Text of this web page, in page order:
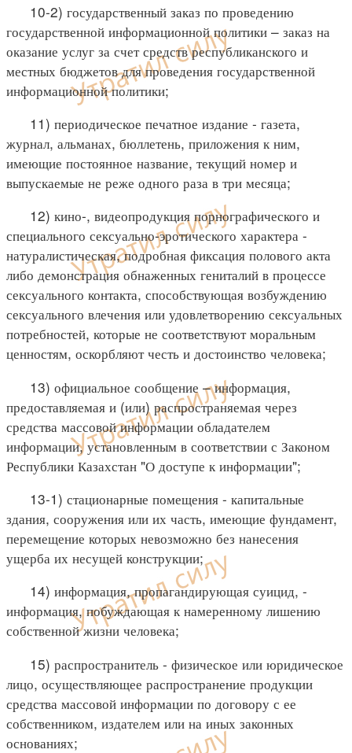
10-2) государственный заказ по проведению
государственной информационной политики – заказ на
оказание услуг за счет средств республиканского и
местных бюджетов для проведения государственной
информационной политики;
11) периодическое печатное издание - газета,
журнал, альманах, бюллетень, приложения к ним,
имеющие постоянное название, текущий номер и
выпускаемые не реже одного раза в три месяца;
12) кино-, видеопродукция порнографического и
специального сексуально-эротического характера -
натуралистическая, подробная фиксация полового акта
либо демонстрация обнаженных гениталий в процессе
сексуального контакта, способствующая возбуждению
сексуального влечения или удовлетворению сексуальных
потребностей, которые не соответствуют моральным
ценностям, оскорбляют честь и достоинство человека;
13) официальное сообщение – информация,
предоставляемая и (или) распространяемая через
средства массовой информации обладателем
информации, установленным в соответствии с Законом
Республики Казахстан "О доступе к информации";
13-1) стационарные помещения - капитальные
здания, сооружения или их часть, имеющие фундамент,
перемещение которых невозможно без нанесения
ущерба их несущей конструкции;
14) информация, пропагандирующая суицид, -
информация, побуждающая к намеренному лишению
собственной жизни человека;
15) распространитель - физическое или юридическое
лицо, осуществляющее распространение продукции
средства массовой информации по договору с ее
собственником, издателем или на иных законных
основаниях;